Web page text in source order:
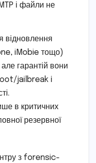
і файли не
відновлення
iMobie тощо)
гарантій вони
jailbreak і
в критичних
резервної
з forensic-